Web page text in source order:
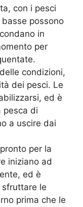
con i pesci
possono
in
per
condizioni,
dei pesci. Le
ed è
pesca di
a uscire dai
per la
iniziano ad
ed è
sfruttare le
prima che le